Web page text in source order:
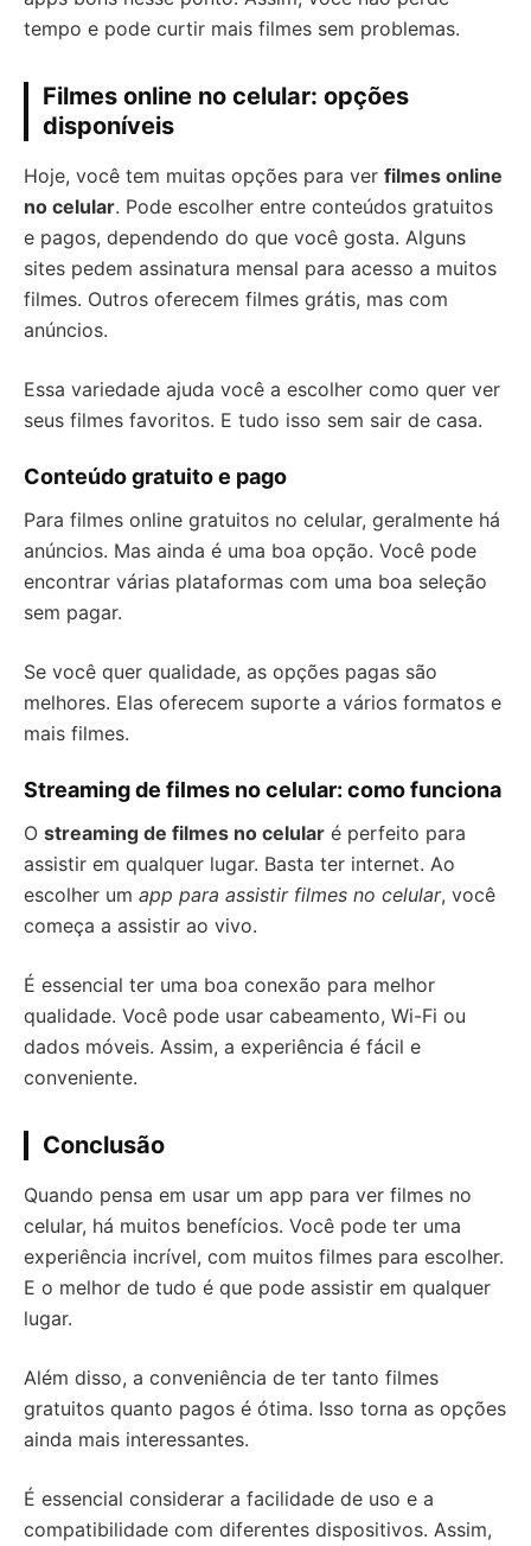
tempo e pode curtir mais filmes sem problemas.
Filmes online no celular: opções
disponíveis
Hoje, você tem muitas opções para ver filmes online
no celular. Pode escolher entre conteúdos gratuitos
e pagos, dependendo do que você gosta. Alguns
sites pedem assinatura mensal para acesso a muitos
filmes. Outros oferecem filmes grátis, mas com
anúncios.
Essa variedade ajuda você a escolher como quer ver
seus filmes favoritos. E tudo isso sem sair de casa.
Conteúdo gratuito e pago
Para filmes online gratuitos no celular, geralmente há
anúncios. Mas ainda é uma boa opção. Você pode
encontrar várias plataformas com uma boa seleção
sem pagar.
Se você quer qualidade, as opções pagas são
melhores. Elas oferecem suporte a vários formatos e
mais filmes.
Streaming de filmes no celular: como funciona
O streaming de filmes no celular é perfeito para
assistir em qualquer lugar. Basta ter internet. Ao
escolher um app para assistir filmes no celular, você
começa a assistir ao vivo.
É essencial ter uma boa conexão para melhor
qualidade. Você pode usar cabeamento, Wi-Fi ou
dados móveis. Assim, a experiência é fácil e
conveniente.
Conclusão
Quando pensa em usar um app para ver filmes no
celular, há muitos benefícios. Você pode ter uma
experiência incrível, com muitos filmes para escolher.
E o melhor de tudo é que pode assistir em qualquer
lugar.
Além disso, a conveniência de ter tanto filmes
gratuitos quanto pagos é ótima. Isso torna as opções
ainda mais interessantes.
É essencial considerar a facilidade de uso e a
compatibilidade com diferentes dispositivos. Assim,